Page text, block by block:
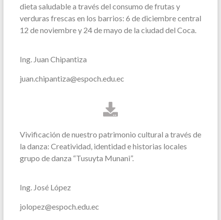
dieta saludable a través del consumo de frutas y
verduras frescas en los barrios: 6 de diciembre central
12 de noviembre y 24 de mayo de la ciudad del Coca.
Ing. Juan Chipantiza
juan.chipantiza@espoch.edu.ec
Vivificación de nuestro patrimonio cultural a través de
la danza: Creatividad, identidad e historias locales
grupo de danza “Tusuyta Munani”.
Ing. José López
jolopez@espoch.edu.ec